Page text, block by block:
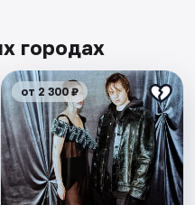
городах
от 2 300 ₽